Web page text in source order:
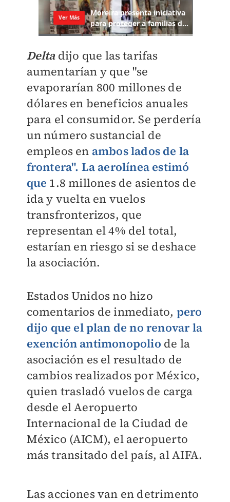
Deltadijo que las tarifas
aumentarían y que "se
evaporarían 800 millones de
dólares en beneficios anuales
para el consumidor. Se perdería
un número sustancial de
empleos en ambos lados de la
frontera". La aerolínea estimó
que 1.8 millones de asientos de
ida y vuelta en vuelos
transfronterizos, que
representan el 4% del total,
estarían en riesgo si se deshace
la asociación.
Estados Unidos no hizo
comentarios de inmediato, pero
dijo que el plan de no renovar la
exención antimonopolio de la
asociación es el resultado de
cambios realizados por México,
quien trasladó vuelos de carga
desde el Aeropuerto
Internacional de la Ciudad de
México (AICM), el aeropuerto
más transitado del país, al AIFA.
Las acciones van en detrimento